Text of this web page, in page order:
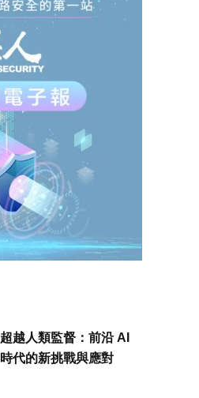
超越人類監督：前沿 AI
時代的新挑戰與應對